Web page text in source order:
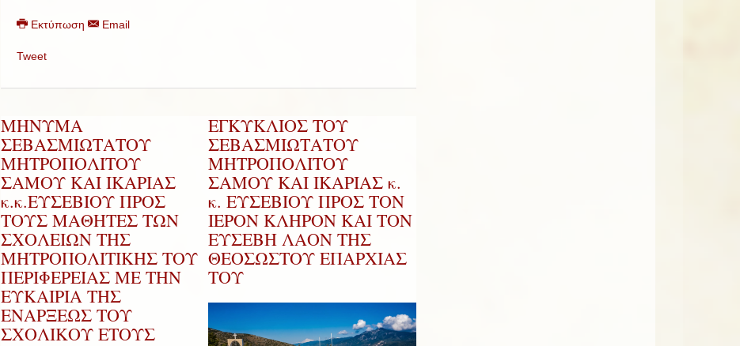
Εκτύπωση Email
Tweet
ΜΗΝΥΜΑ
ΣΕΒΑΣΜΙΩΤΑΤΟΥ
ΜΗΤΡΟΠΟΛΙΤΟΥ
ΣΑΜΟΥ ΚΑΙ ΙΚΑΡΙΑΣ
κ.κ.ΕΥΣΕΒΙΟΥ ΠΡΟΣ
ΤΟΥΣ ΜΑΘΗΤΕΣ ΤΩΝ
ΣΧΟΛΕΙΩΝ ΤΗΣ
ΜΗΤΡΟΠΟΛΙΤΙΚΗΣ ΤΟΥ
ΠΕΡΙΦΕΡΕΙΑΣ ΜΕ ΤΗΝ
ΕΥΚΑΙΡΙΑ ΤΗΣ
ΕΝΑΡΞΕΩΣ ΤΟΥ
ΣΧΟΛΙΚΟΥ ΕΤΟΥΣ
ΕΓΚΥΚΛΙΟΣ ΤΟΥ
ΣΕΒΑΣΜΙΩΤΑΤΟΥ
ΜΗΤΡΟΠΟΛΙΤΟΥ
ΣΑΜΟΥ ΚΑΙ ΙΚΑΡΙΑΣ κ.
κ. ΕΥΣΕΒΙΟΥ ΠΡΟΣ ΤΟΝ
ΙΕΡΟΝ ΚΛΗΡΟΝ ΚΑΙ ΤΟΝ
ΕΥΣΕΒΗ ΛΑΟΝ ΤΗΣ
ΘΕΟΣΩΣΤΟΥ ΕΠΑΡΧΙΑΣ
ΤΟΥ